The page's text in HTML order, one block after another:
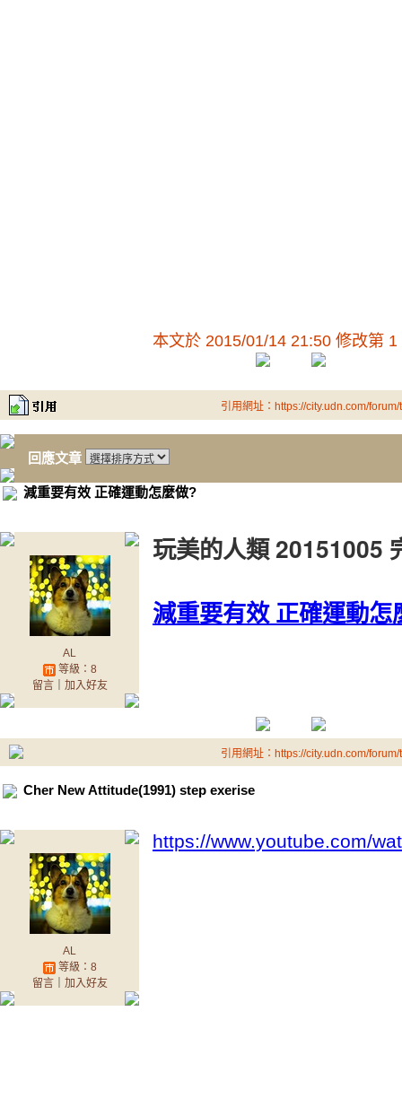
本文於 2015/01/14 21:50 修改第 1
引用網址：https://city.udn.com/
回應文章
減重要有效 正確運動怎麼做?
AL
等級：8
留言｜ 加入好友
玩美的人類 20151005
減重要有效 正確運動怎
引用網址：https://city.udn.com/
Cher New Attitude(1991) step exerise
AL
等級：8
留言｜ 加入好友
https://www.youtube.com/